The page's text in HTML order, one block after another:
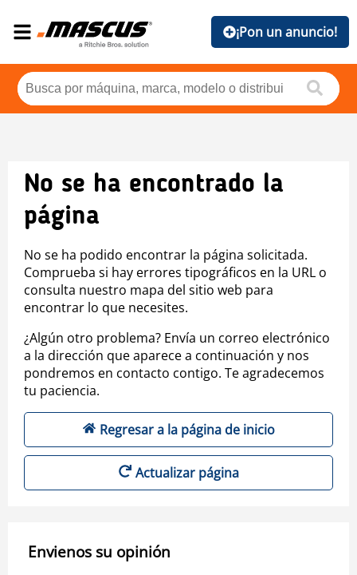
¡Pon un anuncio!
No se ha encontrado la
página
No se ha podido encontrar la página solicitada.
Comprueba si hay errores tipográficos en la URL o
consulta nuestro mapa del sitio web para
encontrar lo que necesites.
¿Algún otro problema? Envía un correo electrónico
a la dirección que aparece a continuación y nos
pondremos en contacto contigo. Te agradecemos
tu paciencia.
Regresar a la página de inicio
Actualizar página
Envienos su opinión